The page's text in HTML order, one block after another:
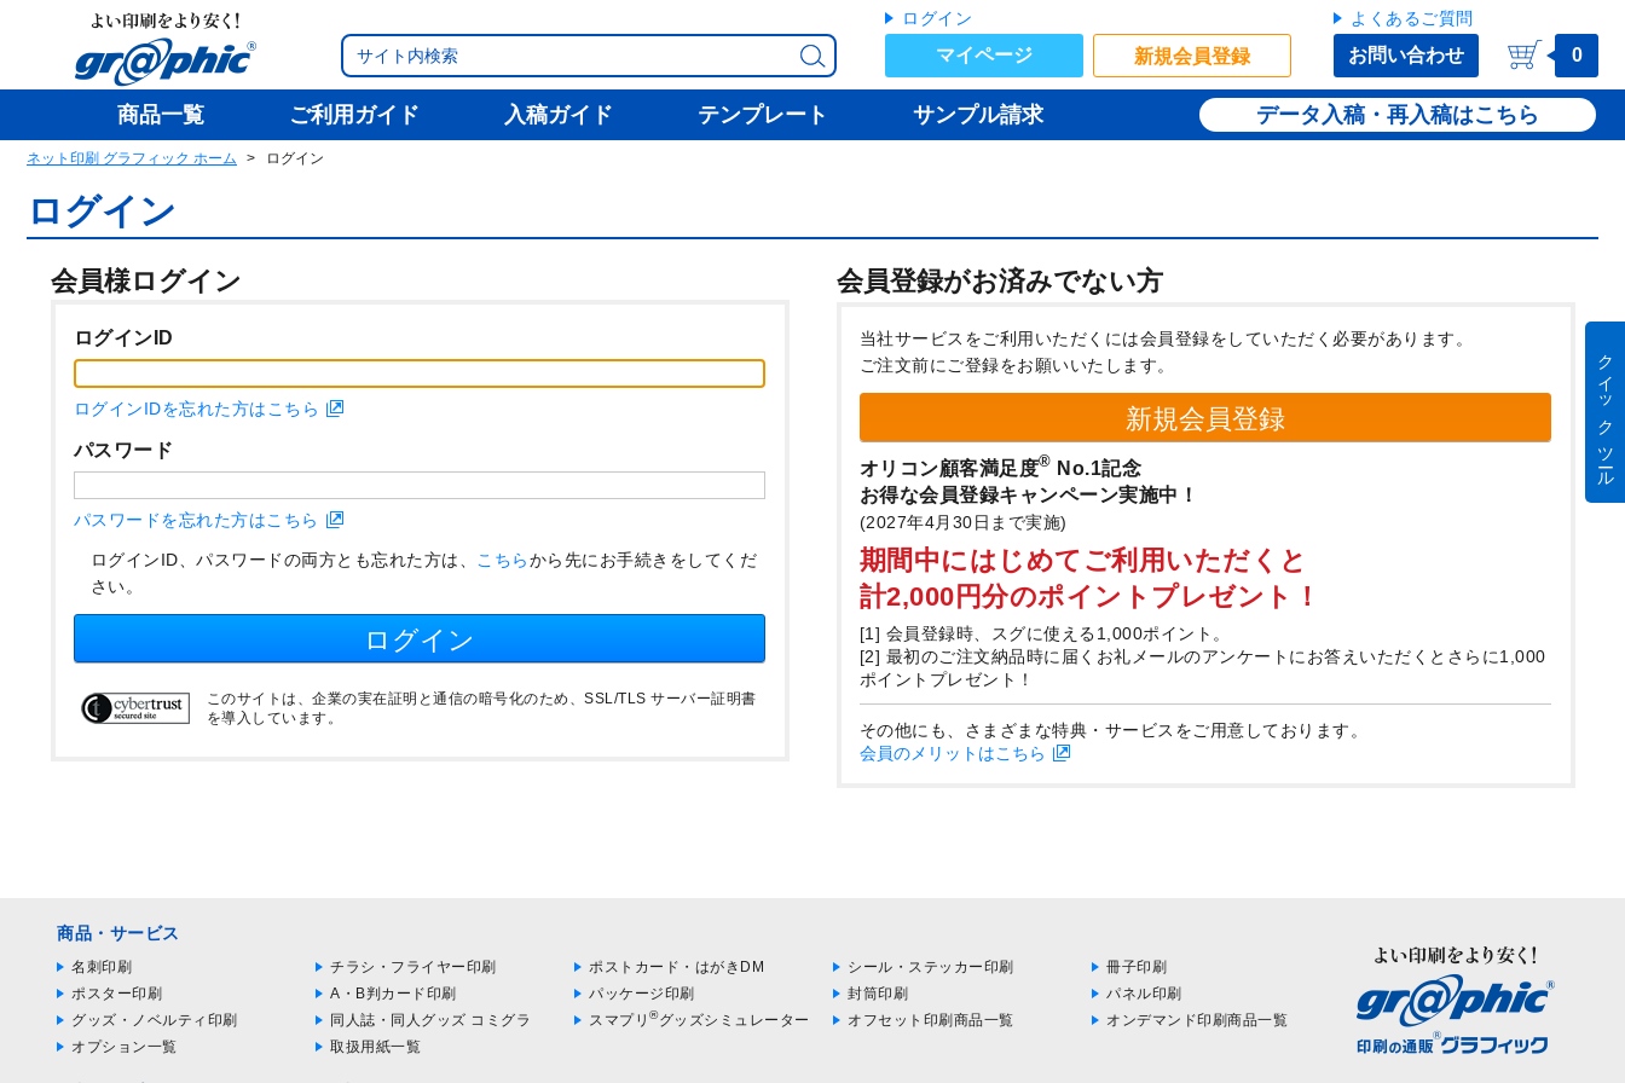
ログイン
マイページ 新規会員登録
よくあるご質問
お問い合わせ 0
商品一覧 ご利用ガイド 入稿ガイド テンプレート サンプル請求 データ入稿・再入稿
ネット印刷 グラフィック ホーム ログイン
ログイン
会員様ログイン 会員登録がお済みでない方
ログインID
ログインIDを忘れた方はこちら
パスワード
パスワードを忘れた方はこちら
ログインID、パスワードの両方とも忘れた方は、 こちらから先にお手続きをしてくだ
さい。
ログイン
このサイトは、企業の実在証明と通信の暗号化のため、SSL/TLS サーバー証明書
を導入しています。
当社サービスをご利用いただくには会員登録をしていただく必要があります。
ご注文前にご登録をお願いいたします。
新規会員登録
オリコン顧客満足度® No.1記念
お得な会員登録キャンペーン実施中！
(2027年4月30日まで実施)
期間中にはじめてご利用いただくと
計2,000円分のポイントプレゼント！
[1] 会員登録時、スグに使える1,000ポイント。
[2] 最初のご注文納品時に届くお礼メールのアンケートにお答えいただくとさらに1,000
ポイントプレゼント！
その他にも、さまざまな特典・サービスをご用意しております。
会員のメリットはこちら
商品・サービス
名刺印刷 チラシ・フライヤー印刷 ポストカード・はがきDM シール・ステッカー印刷
冊子印刷
ポスター印刷
A・B判カード印刷 パッケージ印刷 封筒印刷
パネル印刷
グッズ・ノベルティ印刷
同人誌・同人グッズ コミグラ スマプリ ®グッズシミュレーター オフセット印刷商品一覧
オンデマンド印刷商品一覧
オプション一覧
取扱用紙一覧
クイック ツール